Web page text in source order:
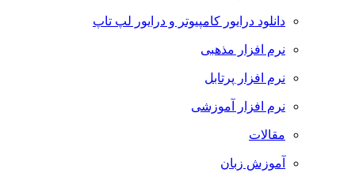
دانلود درایور کامپیوتر و درایور لپ تاپ
نرم افزار مذهبی
نرم افزار پرتابل
نرم افزار آموزشی
مقالات
آموزش زبان